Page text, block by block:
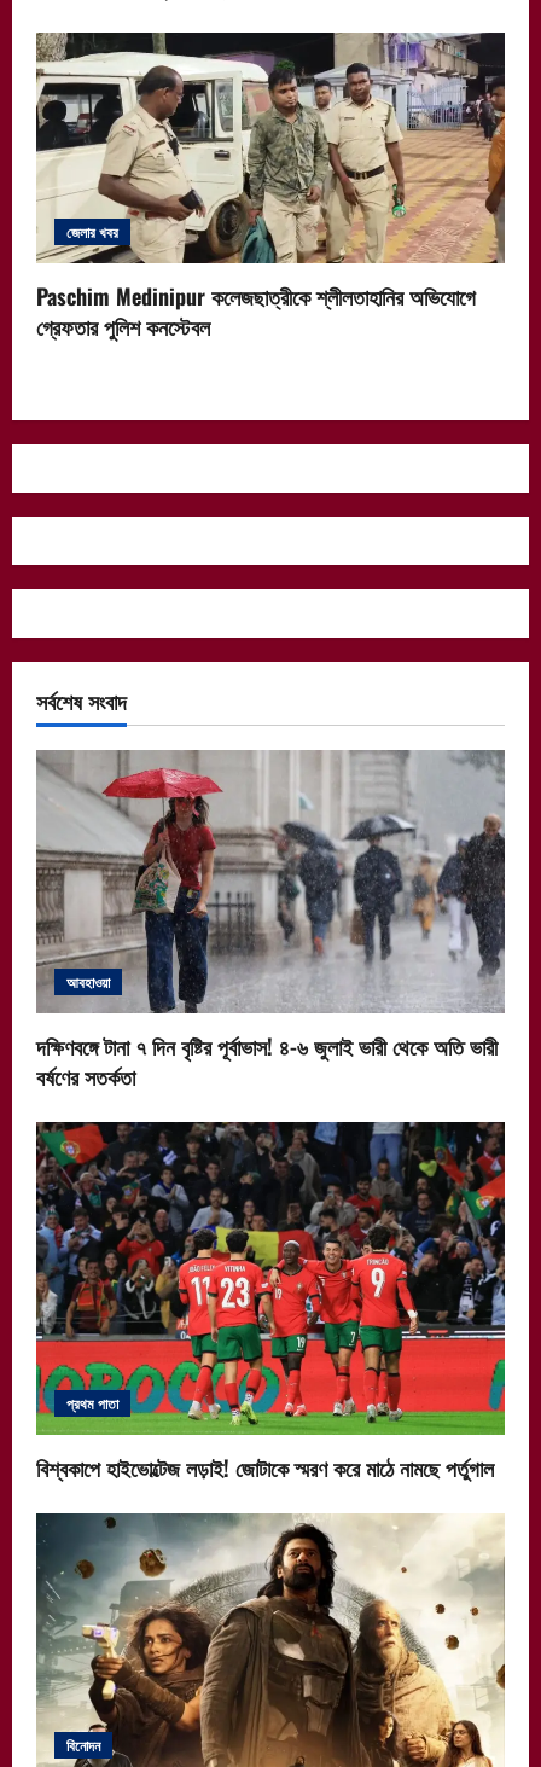
জেলার খবর
Paschim Medinipur কলেজছাত্রীকে শ্লীলতাহানির অভিযোগে
গ্রেফতার পুলিশ কনস্টেবল
সর্বশেষ সংবাদ
আবহাওয়া
দক্ষিণবঙ্গে টানা ৭ দিন বৃষ্টির পূর্বাভাস! ৪-৬ জুলাই ভারী থেকে অতি ভারী
বর্ষণের সতর্কতা
প্রথম পাতা
বিশ্বকাপে হাইভোল্টেজ লড়াই! জোটাকে স্মরণ করে মাঠে নামছে পর্তুগাল
বিনোদন